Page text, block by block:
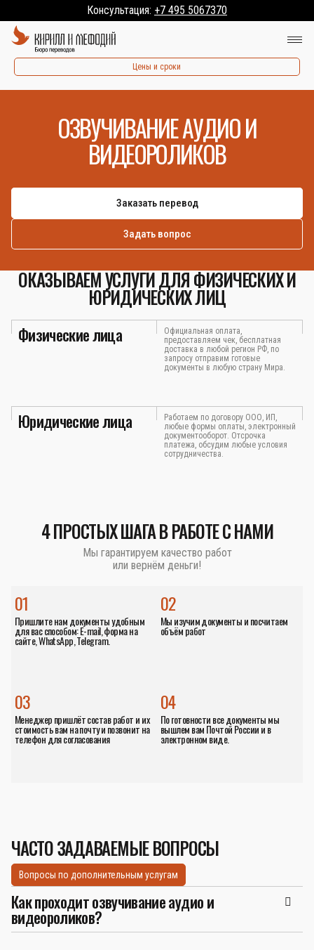
Консультация: +7 495 5067370
Цены и сроки
ОЗВУЧИВАНИЕ АУДИО И
ВИДЕОРОЛИКОВ
Заказать перевод
Задать вопрос
ОКАЗЫВАЕМ УСЛУГИ ДЛЯ ФИЗИЧЕСКИХ И
ЮРИДИЧЕСКИХ ЛИЦ
Физические лица
Официальная оплата,
предоставляем чек, бесплатная
доставка в любой регион РФ, по
запросу отправим готовые
документы в любую страну Мира.
Юридические лица
Работаем по договору ООО, ИП,
любые формы оплаты, электронный
документооборот. Отсрочка
платежа, обсудим любые условия
сотрудничества.
4 ПРОСТЫХ ШАГА В РАБОТЕ С НАМИ
Мы гарантируем качество работ
или вернём деньги!
01
Пришлите нам документы удобным
для вас способом: E-mail, форма на
сайте, WhatsApp, Telegram.
02
Мы изучим документы и посчитаем
объём работ
04
По готовности все документы мы
вышлем вам Почтой России и в
электронном виде.
03
Менеджер пришлёт состав работ и их
стоимость вам на почту и позвонит на
телефон для согласования
ЧАСТО ЗАДАВАЕМЫЕ ВОПРОСЫ
Вопросы по дополнительным услугам
Как проходит озвучивание аудио и
видеороликов?